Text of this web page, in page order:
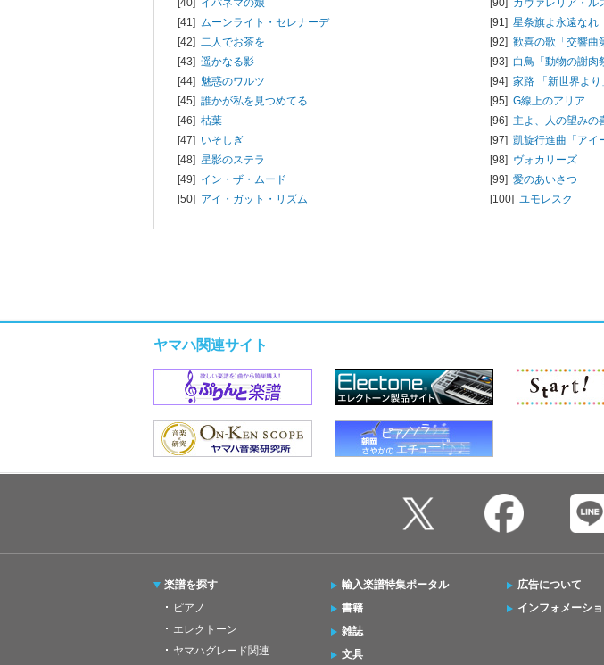
[40] イパネマの娘
[41] ムーンライト・セレナーデ
[42] 二人でお茶を
[43] 遥かなる影
[44] 魅惑のワルツ
[45] 誰かが私を見つめてる
[46] 枯葉
[47] いそしぎ
[48] 星影のステラ
[49] イン・ザ・ムード
[50] アイ・ガット・リズム
[90] カヴァレリア・ル
[91] 星条旗よ永遠なれ
[92] 歓喜の歌「交響曲
[93] 白鳥「動物の謝肉
[94] 家路 「新世界より
[95] G線上のアリア
[96] 主よ、人の望みの
[97] 凱旋行進曲「アイ
[98] ヴォカリーズ
[99] 愛のあいさつ
[100] ユモレスク
ヤマハ関連サイト
楽譜を探す
ピアノ
エレクトーン
ヤマハグレード関連
輸入楽譜特集ポータル
書籍
雑誌
文具
広告について
インフォメーショ